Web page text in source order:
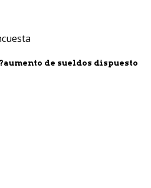
de sueldos dispuesto